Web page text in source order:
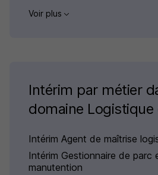
Voir plus
Intérim par métier
domaine Logistique
Intérim Agent de maîtrise
Intérim Gestionnaire de parc
manutention